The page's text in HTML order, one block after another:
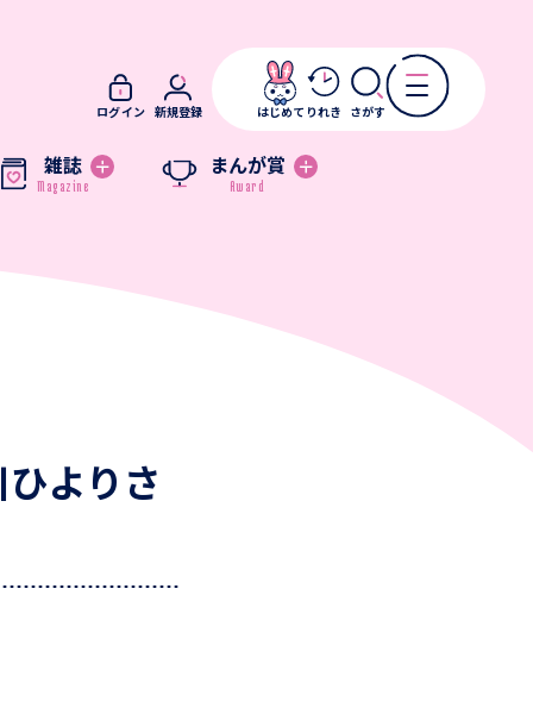
雑誌 まんが賞
ログイン 新規登録 はじめて りれき さがす
よりさ